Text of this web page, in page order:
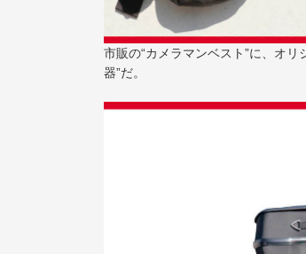
市販の“カメラマンベスト”に、オ
器”だ。